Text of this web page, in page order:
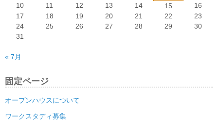
10
11 12 13 14 15
16
17
18 19 20 21 22
23
24
25 26 27 28 29
30
31
« 7月
固定ページ
オープンハウスについて
ワークスタディ募集